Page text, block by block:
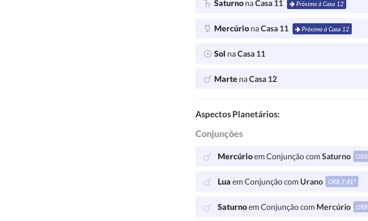
Saturno naCasa 11 Próximo à Casa 12
Mercúrio naCasa 11 Próximo à Casa 12
Sol naCasa 11
Marte naCasa 12
Aspectos Planetários:
Conjunções
Mercúrioem Conjunção comSaturno ORB
Lua em Conjunção com Urano ORB 7.41°
Saturnoem Conjunção com Mercúrio ORB